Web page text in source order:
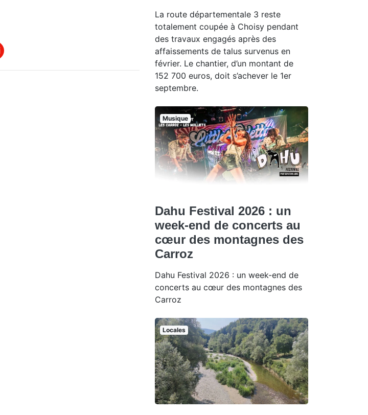
La route départementale 3 reste
totalement coupée à Choisy pendant
des travaux engagés après des
affaissements de talus survenus en
février. Le chantier, d’un montant de
152 700 euros, doit s’achever le 1er
septembre.
Musique
Dahu Festival 2026 : un
week-end de concerts au
cœur des montagnes des
Carroz
Dahu Festival 2026 : un week-end de
concerts au cœur des montagnes des
Carroz
Locales